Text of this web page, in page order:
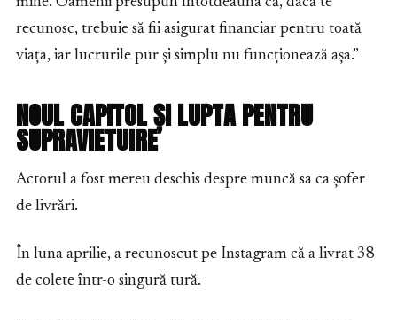
recunosc, trebuie să fii asigurat financiar pentru toată
viața, iar lucrurile pur și simplu nu funcționează așa.”
NOUL CAPITOL ȘI LUPTA PENTRU
SUPRAVIETUIRE
Actorul a fost mereu deschis despre muncă sa ca șofer
de livrări.
În luna aprilie, a recunoscut pe Instagram că a livrat 38
de colete într-o singură tură.